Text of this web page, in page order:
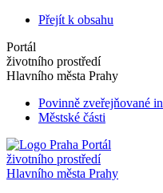
Přejít k obsahu
Portál
životního prostředí
Hlavního města Prahy
Povinně zveřejňované
Městské části
Portál
životního prostředí
Hlavního města Prahy